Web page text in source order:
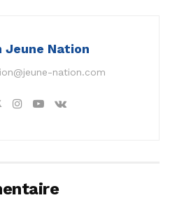
Jeune Nation
nation.com